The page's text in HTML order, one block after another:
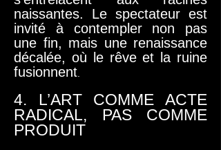
naissantes. Le spectateur est
invité à contempler non pas
une fin, mais une renaissance
décalée, où le rêve et la ruine
fusionnent
4. L’ART COMME ACTE
RADICAL, PAS COMME
PRODUIT